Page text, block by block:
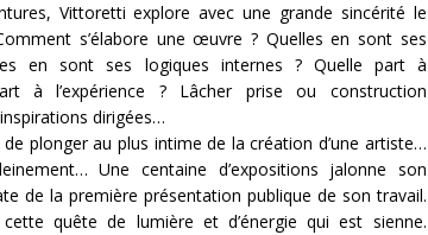
Vittoretti explore avec une grande sincérité le
s’élabore une œuvre ? Quelles en sont ses
en sont ses logiques internes ? Quelle part à
à l’expérience ? Lâcher prise ou construction
dirigées…
de plonger au plus intime de la création d’une artiste…
Une centaine d’expositions jalonne son
de la première présentation publique de son travail.
quête de lumière et d’énergie qui est sienne.